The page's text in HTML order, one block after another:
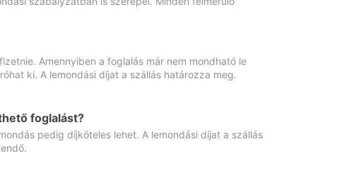
Amennyiben a foglalás már nem mondható le
ki. A lemondási díjat a szállás határozza meg.
foglalást?
pedig díjköteles lehet. A lemondási díjat a szállás